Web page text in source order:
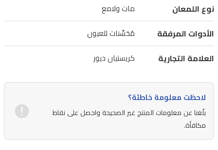
تطبيق
سهلة،
مما
مثالياً
لعشاق
المكياج
الذين
يقدرون
نوع اللمعان مات ولامع
الأدوات المرفقة مُحَسِّنات للعيون
العلامة التجارية كريستيان ديور
لاحظت معلومة خاطئة؟
بلّغنا عن معلومات المنتج غير الصحيحة واحصل على نقاط
مكافأة.